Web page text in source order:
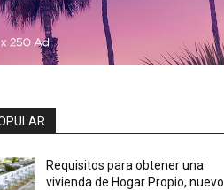
Requisitos para obtener una
vivienda de Hogar Propio, nuevo